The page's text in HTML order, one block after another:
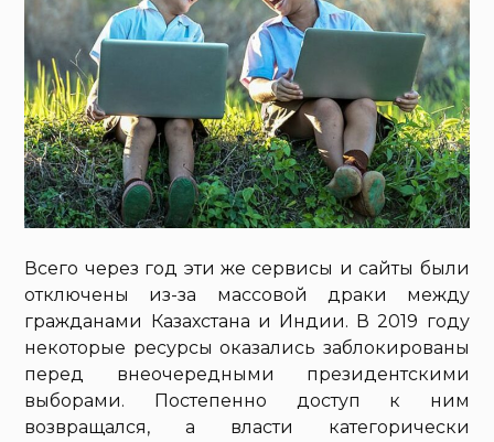
Всего через год эти же сервисы и сайты были
отключены из-за массовой драки между
гражданами Казахстана и Индии. В 2019 году
некоторые ресурсы оказались заблокированы
перед внеочередными президентскими
выборами. Постепенно доступ к ним
возвращался, а власти категорически